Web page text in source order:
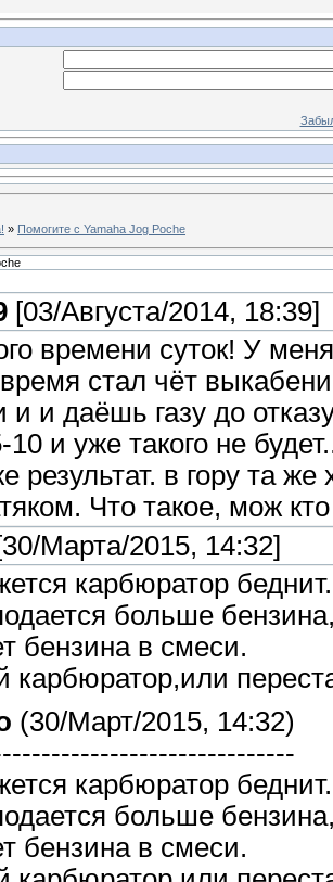
» Помогите с Yamaha Jog Poche
[03/Августа/2014, 18:39]
времени суток! У
стал чёт
и и даёшь газу до
10 и уже такого не
результат. в гору та
Что такое, мож
[30/Марта/2015, 14:32]
карбюратор
больше
бензина в смеси.
карбюратор,или
(30/Март/2015, 14:32)
карбюратор
больше
бензина в смеси.